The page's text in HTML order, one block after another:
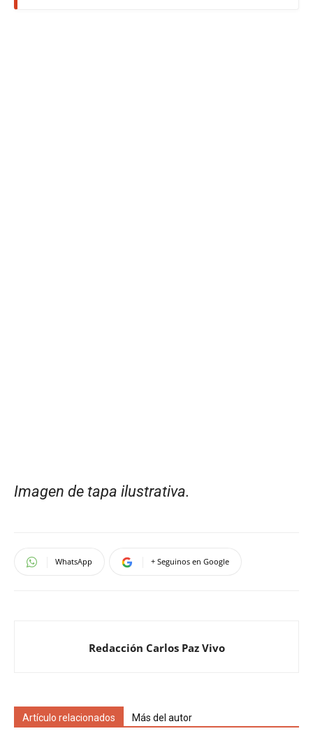
Imagen de tapa ilustrativa.
WhatsApp + Seguinos en Google
Redacción Carlos Paz Vivo
Artículo relacionados Más del autor